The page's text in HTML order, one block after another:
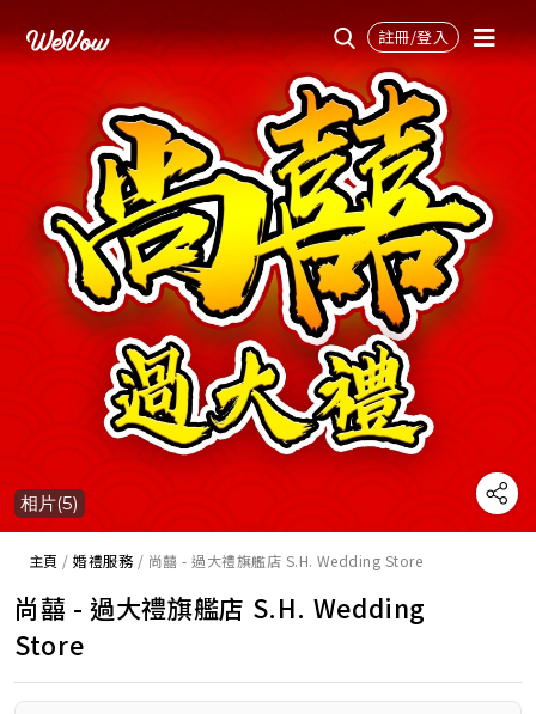
註冊/登入
相片(5)
主頁 /婚禮服務 / 尚囍 - 過大禮旗艦店 S.H. Wedding Store
尚囍 - 過大禮旗艦店 S.H. Wedding
Store